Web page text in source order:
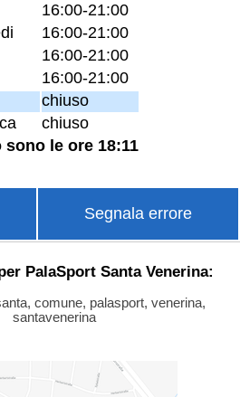
16:00-21:00
16:00-21:00
16:00-21:00
16:00-21:00
chiuso
chiuso
sono le ore 18:11
Segnala errore
PalaSport Santa Venerina:
comune, palasport, venerina,
santavenerina